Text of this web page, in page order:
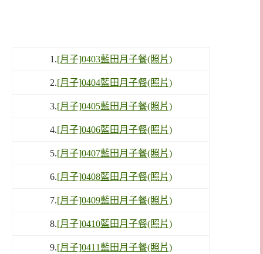
1.[月子]0403藍田月子餐(照片)
2.[月子]0404藍田月子餐(照片)
3.[月子]0405藍田月子餐(照片)
4.[月子]0406藍田月子餐(照片)
5.[月子]0407藍田月子餐(照片)
6.[月子]0408藍田月子餐(照片)
7.[月子]0409藍田月子餐(照片)
8.[月子]0410藍田月子餐(照片)
9.[月子]0411藍田月子餐(照片)